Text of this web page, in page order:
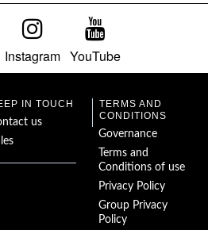
Instagram YouTube